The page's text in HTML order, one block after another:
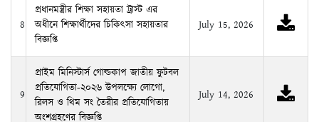
প্রাইম মিনিস্টার্স গোল্ডকাপ জাতীয় ফুটবল
প্রতিযোগিতা-২০২৬ উপলক্ষ্যে লোগো,
অংশগ্রহণের বিজ্ঞপ্তি
জনাব মোছাঃ মেহেরুন্নেছা (আইডি
নং-২১১৩৮১০১০৩২), প্রভাষক, অর্থনীতি,